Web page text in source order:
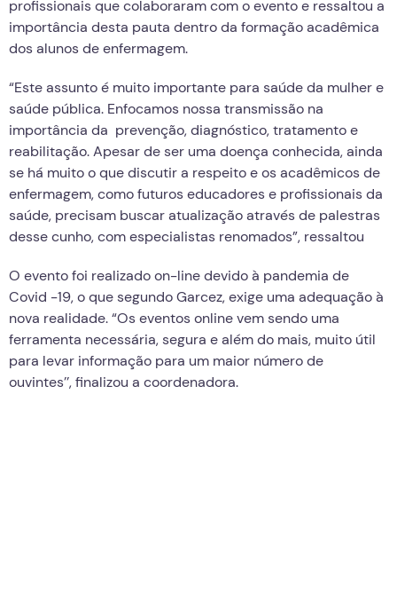
profissionais que colaboraram com o evento e ressaltou a
importância desta pauta dentro da formação acadêmica
dos alunos de enfermagem.
“Este assunto é muito importante para saúde da mulher e
saúde pública. Enfocamos nossa transmissão na
importância da prevenção, diagnóstico, tratamento e
reabilitação. Apesar de ser uma doença conhecida, ainda
se há muito o que discutir a respeito e os acadêmicos de
enfermagem, como futuros educadores e profissionais da
saúde, precisam buscar atualização através de palestras
desse cunho, com especialistas renomados”, ressaltou
O evento foi realizado on-line devido à pandemia de
Covid -19, o que segundo Garcez, exige uma adequação à
nova realidade. “Os eventos online vem sendo uma
ferramenta necessária, segura e além do mais, muito útil
para levar informação para um maior número de
ouvintes’’, finalizou a coordenadora.